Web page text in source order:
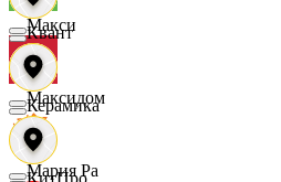
Макси
Максидом
Мария Ра
Квант
Керамика
КитПро